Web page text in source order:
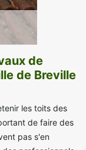
de
de Breville
les toits des
de faire des
pas s'en